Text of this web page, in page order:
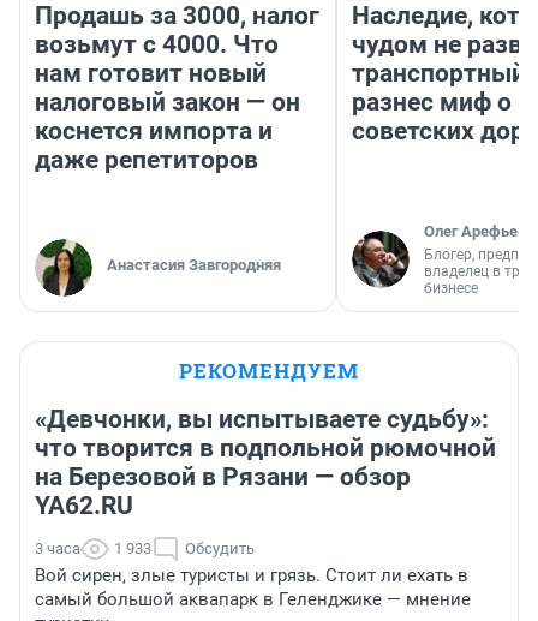
Продашь за 3000, налог
возьмут с 4000. Что
нам готовит новый
налоговый закон — он
коснется импорта и
даже репетиторов
Анастасия Завгородняя
Наследие,
чудом не
транспортный
разнес миф о
советских
Олег Арефьев
Блогер,
владелец в
бизнесе
РЕКОМЕНДУЕМ
«Девчонки, вы испытываете судьбу»:
что творится в подпольной рюмочной
на Березовой в Рязани — обзор
YA62.RU
3 часа 1 933 Обсудить
Вой сирен, злые туристы и грязь. Стоит ли ехать в
самый большой аквапарк в Геленджике — мнение